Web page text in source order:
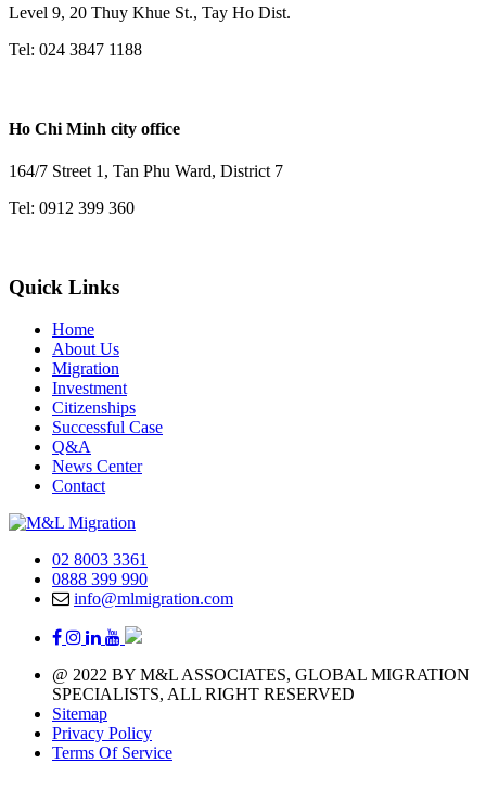
Level 9, 20 Thuy Khue St., Tay Ho Dist.
Tel: 024 3847 1188
Ho Chi Minh city office
164/7 Street 1, Tan Phu Ward, District 7
Tel: 0912 399 360
Quick Links
Home
About Us
Migration
Investment
Citizenships
Successful Case
Q&A
News Center
Contact
02 8003 3361
0888 399 990
info@mlmigration.com
@ 2022 BY M&L ASSOCIATES, GLOBAL MIGRATION
SPECIALISTS, ALL RIGHT RESERVED
Sitemap
Privacy Policy
Terms Of Service